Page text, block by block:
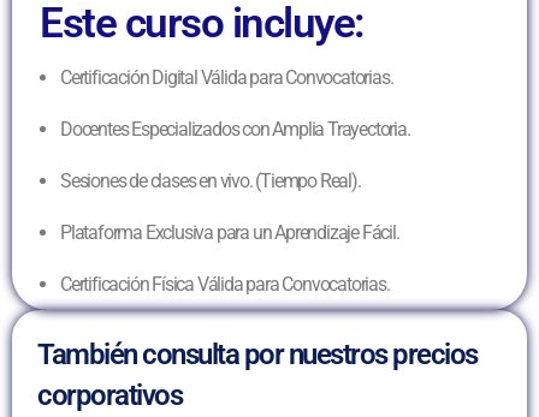
Este curso incluye:
Certificación Digital Válida para Convocatorias.
Docentes Especializados con Amplia Trayectoria.
Sesiones de clases en vivo. (Tiempo Real).
Plataforma Exclusiva para un Aprendizaje Fácil.
Certificación Física Válida para Convocatorias.
También consulta por nuestros precios
corporativos